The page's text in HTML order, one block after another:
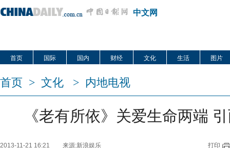
中文网
首页 国际 国内 财经 文化 生活 图片
首页 > 文化 > 内地电视
《老有所依》关爱生命两端
2013-11-21 16:21 来源:新浪娱乐 打印